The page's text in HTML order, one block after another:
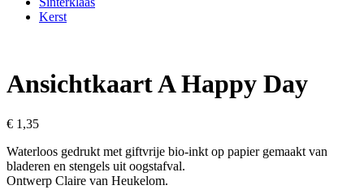
Kerst
Ansichtkaart A Happy Day
€ 1,35
Waterloos gedrukt met giftvrije bio-inkt op papier gemaakt van
bladeren en stengels uit oogstafval.
Ontwerp Claire van Heukelom.